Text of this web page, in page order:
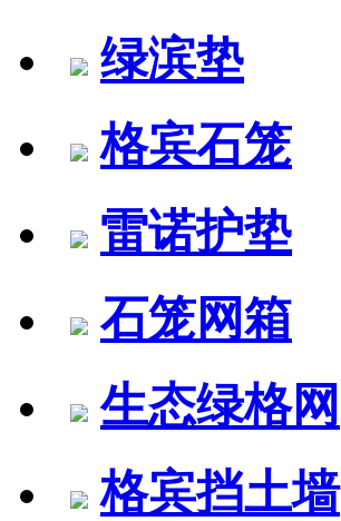
绿滨垫
格宾石笼
雷诺护垫
石笼网箱
生态绿格网
格宾挡土墙